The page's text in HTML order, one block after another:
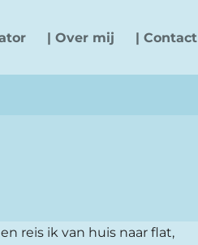
| Over mij | Contact
reis ik van huis naar flat,